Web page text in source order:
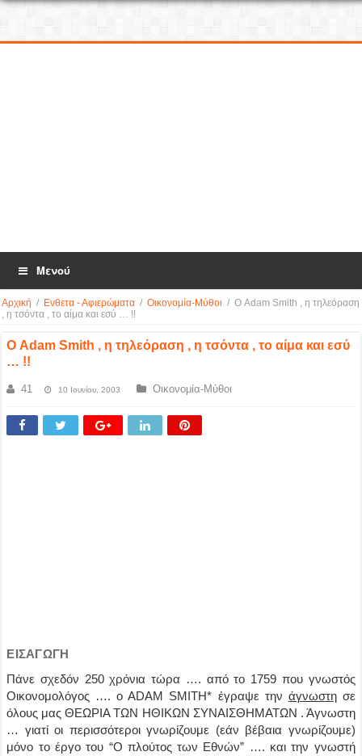
Μενού
Αρχική / Ενθετα - Αφιερώματα / Οικονομία-Μύθοι / Ο Adam Smith , η τηλεόραση
, η τσόντα , το αίμα και εσύ … !!
Ο Adam Smith , η τηλεόραση , η τσόντα , το αίμα και εσύ
… !!
41 10 Ιουνίου, 2003 Οικονομία-Μύθοι
ΕΙΣΑΓΩΓΗ
Πάνε σχεδόν 250 χρόνια τώρα …. από το 1759 που γνωστός
Οικονομολόγος …. ο ΑDΑΜ SMITH* έγραψε την άγνωστησε
όλους μας ΘΕΩΡΙΑ ΤΩΝ ΗΘΙΚΩΝ ΣΥΝΑΙΣΘΗΜΑΤΩΝ . Άγνωστη
… γιατί οι περισσότεροι γνωρίζουμε (εάν βέβαια γνωρίζουμε)
μόνο το έργο του “Ο πλούτος των Εθνών” …. και την γνωστή